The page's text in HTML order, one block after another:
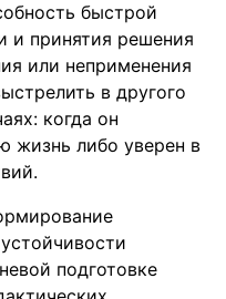
быстрой
и принятия решения
или неприменения
в другого
когда он
жизнь либо уверен в
подготовке